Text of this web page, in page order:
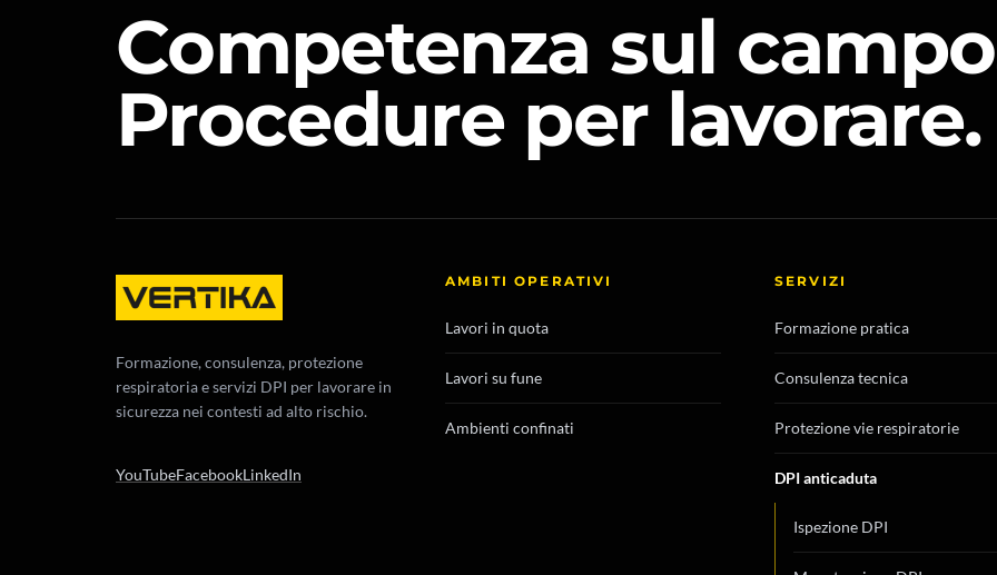
Competenza sul
Procedure per lavorare.
Formazione, consulenza, protezione
respiratoria e servizi DPI per lavorare in
sicurezza nei contesti ad alto rischio.
YouTubeFacebookLinkedIn
AMBITI OPERATIVI
Lavori in quota
Lavori su fune
Ambienti confinati
SERVIZI
Formazione pratica
Consulenza tecnica
Protezione vie respiratorie
DPI anticaduta
Ispezione DPI